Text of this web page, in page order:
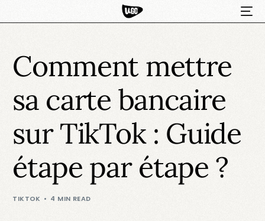
Comment mettre
sa carte bancaire
sur TikTok : Guide
étape par étape ?
TIKTOK 4 MIN READ
HOT